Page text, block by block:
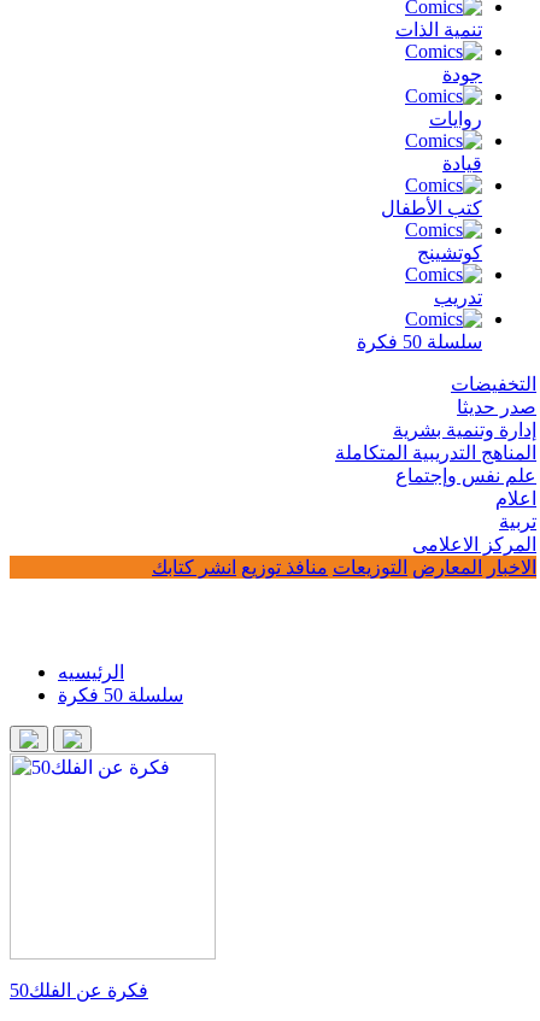
تنمية الذات
جودة
روايات
قيادة
كتب الأطفال
كوتشينج
تدريب
سلسلة 50 فكرة
التخفيضات
صدر حديثا
إدارة وتنمية بشرية
المناهج التدريبية المتكاملة
علم نفس وإجتماع
اعلام
تربية
المركز الاعلامى
الاخبار
المعارض التوزيعات منافذ توزيع انشر كتابك
الرئيسيه
سلسلة 50 فكرة
50فكرة عن الفلك